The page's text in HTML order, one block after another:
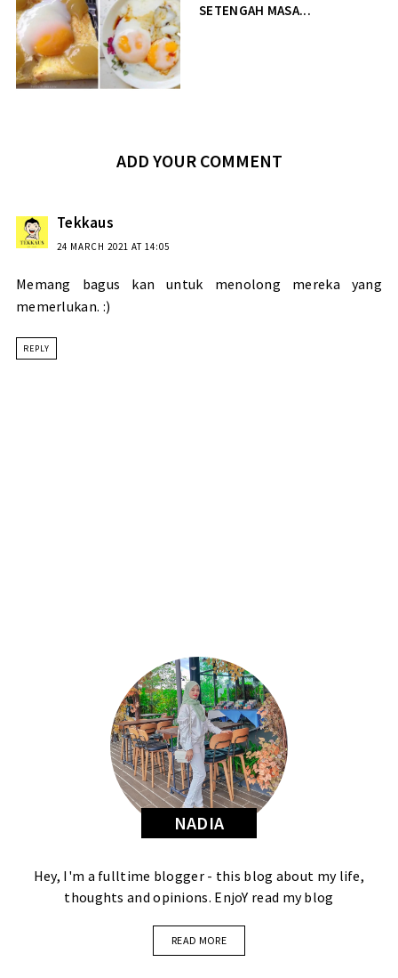
SETENGAH MASA...
ADD YOUR COMMENT
Tekkaus
24 MARCH 2021 AT 14:05
Memang bagus kan untuk menolong mereka yang
memerlukan. :)
REPLY
NADIA
Hey, I'm a fulltime blogger - this blog about my life,
thoughts and opinions. EnjoY read my blog
READ MORE